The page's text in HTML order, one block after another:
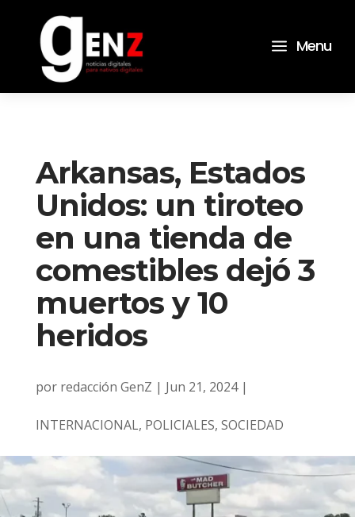
a Menu
Arkansas, Estados
Unidos: un tiroteo
en una tienda de
comestibles dejó 3
muertos y 10
heridos
por redacción GenZ | Jun 21, 2024|
INTERNACIONAL, POLICIALES, SOCIEDAD